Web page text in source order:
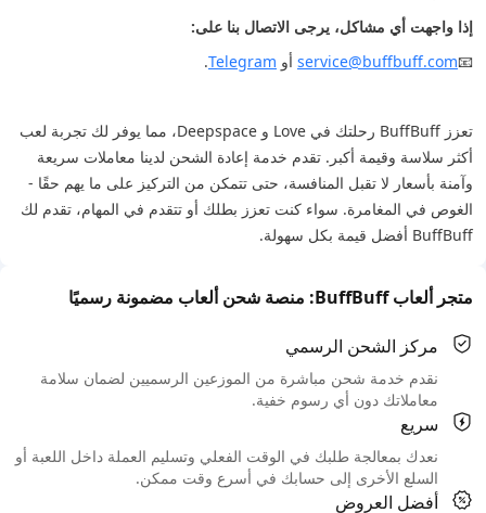
إذا واجهت أي مشاكل، يرجى الاتصال بنا على:
📧
service@buffbuff.com أو Telegram
.
تعزز BuffBuff رحلتك في Love و Deepspace، مما يوفر لك تجربة لعب
أكثر سلاسة وقيمة أكبر. تقدم خدمة إعادة الشحن لدينا معاملات سريعة
وآمنة بأسعار لا تقبل المنافسة، حتى تتمكن من التركيز على ما يهم حقًا -
الغوص في المغامرة. سواء كنت تعزز بطلك أو تتقدم في المهام، تقدم لك
BuffBuff أفضل قيمة بكل سهولة.
متجر ألعاب BuffBuff: منصة شحن ألعاب مضمونة رسميًا
مركز الشحن الرسمي
نقدم خدمة شحن مباشرة من الموزعين الرسميين لضمان سلامة
معاملاتك دون أي رسوم خفية.
سريع
نعدك بمعالجة طلبك في الوقت الفعلي وتسليم العملة داخل اللعبة أو
السلع الأخرى إلى حسابك في أسرع وقت ممكن.
أفضل العروض